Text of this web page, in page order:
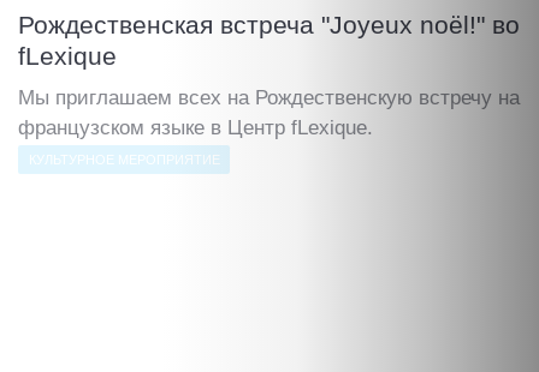
Рождественская встреча "Joyeux noël!" во
fLexique
Мы приглашаем всех на Рождественскую встречу на
французском языке в Центр fLexique.
КУЛЬТУРНОЕ МЕРОПРИЯТИЕ